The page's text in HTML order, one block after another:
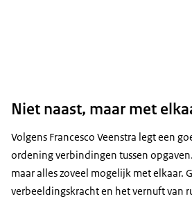
Niet naast, maar met
Volgens Francesco Veenstra legt een
ordening verbindingen tussen
maar alles zoveel mogelijk met elkaar.
verbeeldingskracht en het vernuft van